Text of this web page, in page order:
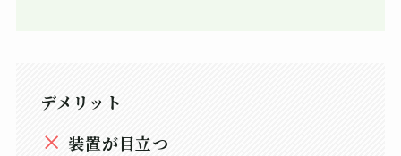
デメリット
装置が目立つ